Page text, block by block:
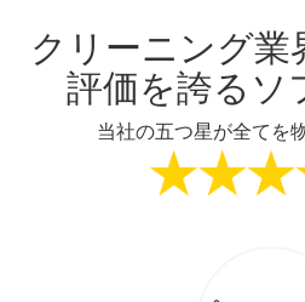
クリーニング業
評価を誇るソ
当社の五つ星が全てを